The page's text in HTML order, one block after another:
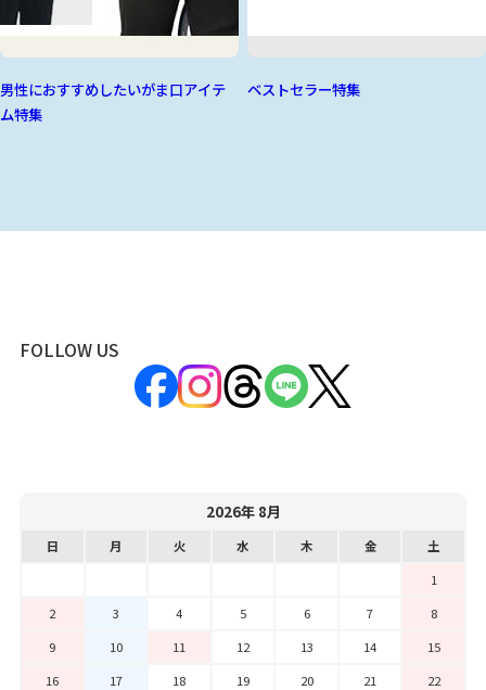
男性におすすめしたいがま口アイテ
ム特集
ベストセラー特集
FOLLOW US
2026年 8月
日 月 火 水 木 金
土
1
2
3 4 5 6 7
8
9
10 11 12 13 14
15
16
17 18 19 20 21
22